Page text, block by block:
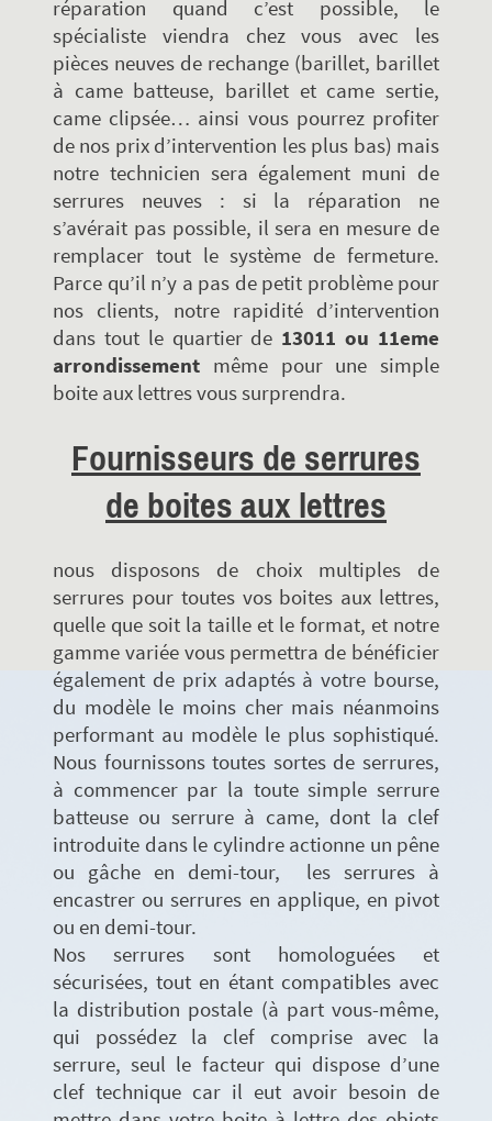
réparation quand c’est possible, le
spécialiste viendra chez vous avec les
pièces neuves de rechange (barillet, barillet
à came batteuse, barillet et came sertie,
came clipsée… ainsi vous pourrez profiter
de nos prix d’intervention les plus bas) mais
notre technicien sera également muni de
serrures neuves : si la réparation ne
s’avérait pas possible, il sera en mesure de
remplacer tout le système de fermeture.
Parce qu’il n’y a pas de petit problème pour
nos clients, notre rapidité d’intervention
dans tout le quartier de 13011 ou 11eme
arrondissement même pour une simple
boite aux lettres vous surprendra.
Fournisseurs de serrures
de boites aux lettres
nous disposons de choix multiples de
serrures pour toutes vos boites aux lettres,
quelle que soit la taille et le format, et notre
gamme variée vous permettra de bénéficier
également de prix adaptés à votre bourse,
du modèle le moins cher mais néanmoins
performant au modèle le plus sophistiqué.
Nous fournissons toutes sortes de serrures,
à commencer par la toute simple serrure
batteuse ou serrure à came, dont la clef
introduite dans le cylindre actionne un pêne
ou gâche en demi-tour, les serrures à
encastrer ou serrures en applique, en pivot
ou en demi-tour.
Nos serrures sont homologuées et
sécurisées, tout en étant compatibles avec
la distribution postale (à part vous-même,
qui possédez la clef comprise avec la
serrure, seul le facteur qui dispose d’une
clef technique car il eut avoir besoin de